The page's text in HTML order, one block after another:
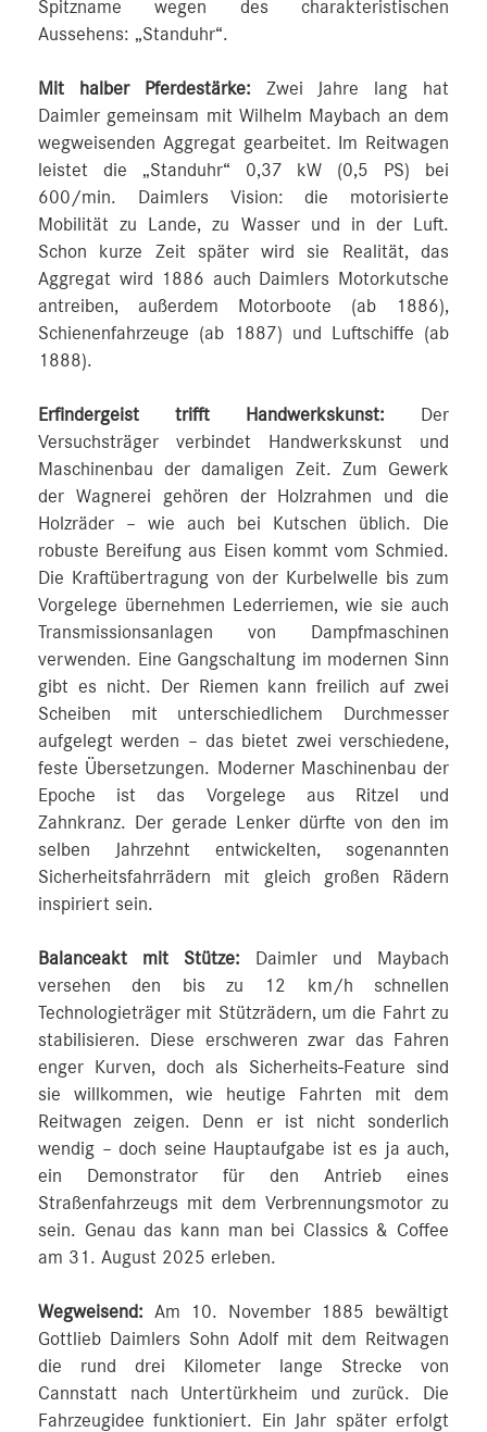
Spitzname wegen des charakteristischen
Aussehens: „Standuhr“.
Mit halber Pferdestärke: Zwei Jahre lang hat
Daimler gemeinsam mit Wilhelm Maybach an dem
wegweisenden Aggregat gearbeitet. Im Reitwagen
leistet die „Standuhr“ 0,37 kW (0,5 PS) bei
600/min. Daimlers Vision: die motorisierte
Mobilität zu Lande, zu Wasser und in der Luft.
Schon kurze Zeit später wird sie Realität, das
Aggregat wird 1886 auch Daimlers Motorkutsche
antreiben, außerdem Motorboote (ab 1886),
Schienenfahrzeuge (ab 1887) und Luftschiffe (ab
1888).
Erfindergeist trifft Handwerkskunst: Der
Versuchsträger verbindet Handwerkskunst und
Maschinenbau der damaligen Zeit. Zum Gewerk
der Wagnerei gehören der Holzrahmen und die
Holzräder – wie auch bei Kutschen üblich. Die
robuste Bereifung aus Eisen kommt vom Schmied.
Die Kraftübertragung von der Kurbelwelle bis zum
Vorgelege übernehmen Lederriemen, wie sie auch
Transmissionsanlagen von Dampfmaschinen
verwenden. Eine Gangschaltung im modernen Sinn
gibt es nicht. Der Riemen kann freilich auf zwei
Scheiben mit unterschiedlichem Durchmesser
aufgelegt werden – das bietet zwei verschiedene,
feste Übersetzungen. Moderner Maschinenbau der
Epoche ist das Vorgelege aus Ritzel und
Zahnkranz. Der gerade Lenker dürfte von den im
selben Jahrzehnt entwickelten, sogenannten
Sicherheitsfahrrädern mit gleich großen Rädern
inspiriert sein.
Balanceakt mit Stütze: Daimler und Maybach
versehen den bis zu 12 km/h schnellen
Technologieträger mit Stützrädern, um die Fahrt zu
stabilisieren. Diese erschweren zwar das Fahren
enger Kurven, doch als Sicherheits-Feature sind
sie willkommen, wie heutige Fahrten mit dem
Reitwagen zeigen. Denn er ist nicht sonderlich
wendig – doch seine Hauptaufgabe ist es ja auch,
ein Demonstrator für den Antrieb eines
Straßenfahrzeugs mit dem Verbrennungsmotor zu
sein. Genau das kann man bei Classics & Coffee
am 31. August 2025 erleben.
Wegweisend: Am 10. November 1885 bewältigt
Gottlieb Daimlers Sohn Adolf mit dem Reitwagen
die rund drei Kilometer lange Strecke von
Cannstatt nach Untertürkheim und zurück. Die
Fahrzeugidee funktioniert. Ein Jahr später erfolgt